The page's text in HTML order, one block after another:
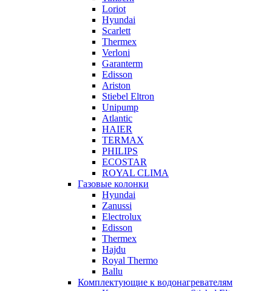
Loriot
Hyundai
Scarlett
Thermex
Verloni
Garanterm
Edisson
Ariston
Stiebel Eltron
Unipump
Atlantic
HAIER
TERMAX
PHILIPS
ECOSTAR
ROYAL CLIMA
Газовые колонки
Hyundai
Zanussi
Electrolux
Edisson
Thermex
Hajdu
Royal Thermo
Ballu
Комплектующие к водонагревателям